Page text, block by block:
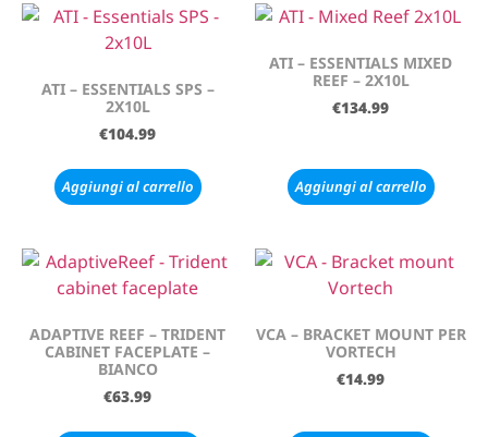
ATI – ESSENTIALS SPS –
2X10L
€104.99
Aggiungi al carrello
ATI – ESSENTIALS MIXED
REEF – 2X10L
€134.99
Aggiungi al carrello
ADAPTIVE REEF – TRIDENT
CABINET FACEPLATE –
BIANCO
€63.99
VCA – BRACKET MOUNT PER
VORTECH
€14.99